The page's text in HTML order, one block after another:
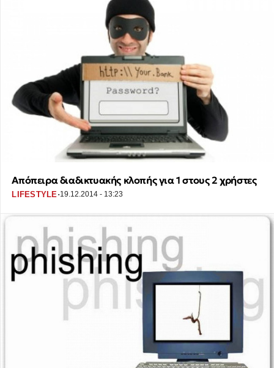
Απόπειρα διαδικτυακής κλοπής για 1 στους 2 χρήστες
LIFESTYLE ·19.12.2014 - 13:23